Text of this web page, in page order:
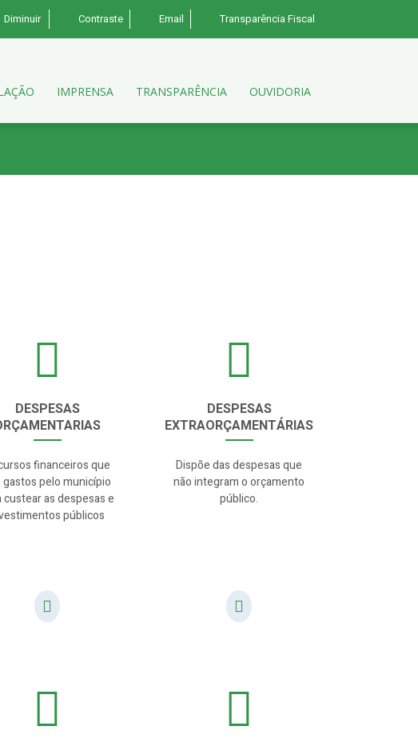
Diminuir Contraste Email Transparência Fiscal
IMPRENSA TRANSPARÊNCIA OUVIDORIA
DESPESAS
financeiros que
gastos pelo município
custear as despesas e
públicos
DESPESAS
EXTRAORÇAMENTÁRIAS
Dispõe das despesas que
não integram o orçamento
público.